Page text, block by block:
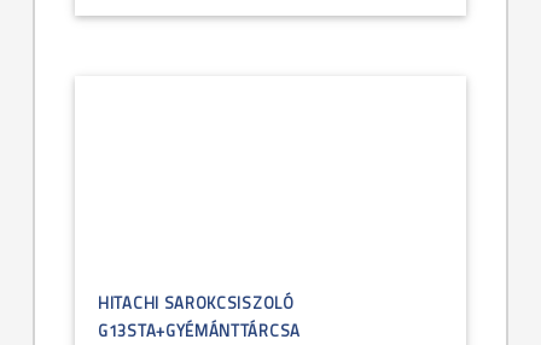
HITACHI SAROKCSISZOLÓ
G13STA+GYÉMÁNTTÁRCSA